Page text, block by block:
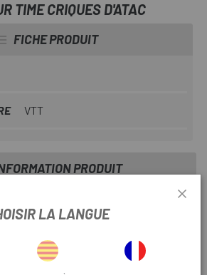
TIME CRIQUES D'ATAC
FICHE PRODUIT
VTT
PRODUIT
TIME ATAC / Axion / Allroad
mm
LA LANGUE